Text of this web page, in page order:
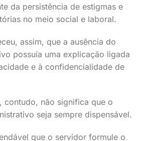
da persistência de estigmas e
no meio social e laboral.
assim, que a ausência do
possuía uma explicação ligada
e à confidencialidade de
contudo, não significa que o
seja sempre dispensável.
que o servidor formule o